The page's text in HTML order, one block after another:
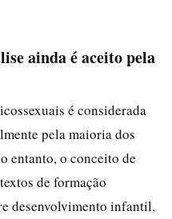
ainda é aceito pela
é considerada
pela maioria dos
entanto, o conceito de
de formação
desenvolvimento infantil,